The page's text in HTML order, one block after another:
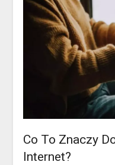
Co To Znaczy
Internet?